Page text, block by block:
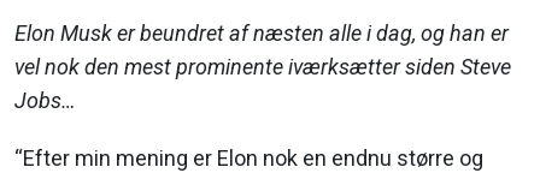
Elon Musk er beundret af næsten alle i dag, og han er
vel nok den mest prominente iværksætter siden Steve
Jobs…
“Efter min mening er Elon nok en endnu større og